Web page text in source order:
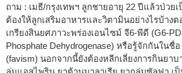
ถาม : เมธี/กรุงเทพฯ ลูกชายอายุ 22 ปีแล้วป่วย
ต้องให้ลูกเสริมอาหารและวิตามินอย่างไรบ้าง
เกรียงสินยศภาวะพร่องเอนไซม์ จี6-พีดี (G6-
Phosphate Dehydrogenase) หรือรู้จักกันในชื่
(favism) นอกจากนี้ยังต้องหลีกเลี่ยงการกินยาบ